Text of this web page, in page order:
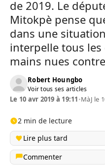
de 2019. Le
Mitokpè pense
dans une
interpelle tous
mains nues
Robert Houngbo
Voir tous ses articles
Le 10 avr 2019 à 19:11•MàJ le
2 min de lecture
Lire plus tard
Commenter